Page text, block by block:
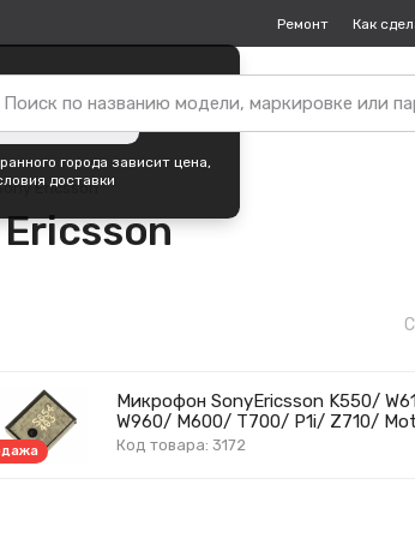
покупок —
город
города зависит цена,
доставки
Ремонт Как
Ericsson
Микрофон SonyEricsson K550/
W960/ M600/ T700/ P1i/ Z710/
Код товара: 3172